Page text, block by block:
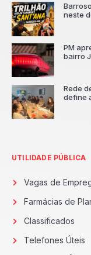
neste
PM
bairro
Rede
define
UTILIDADE PÚBLICA
Vagas de
Farmácias de
Classificados
Telefones Úteis